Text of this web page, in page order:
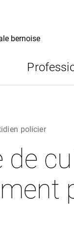
bernoise
policier
de